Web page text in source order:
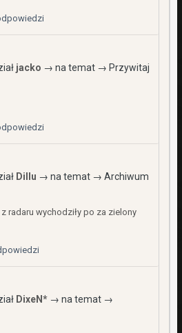
jacko → na temat → Przywitaj
Dillu → na temat → Archiwum
radaru wychodziły po za zielony
DixeN*→ na temat →